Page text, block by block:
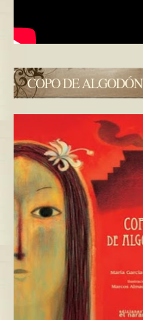
COPO DE ALGODÓN